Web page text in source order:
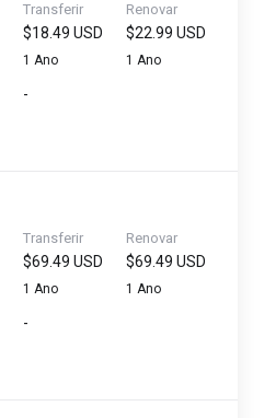
Transferir
$18.49 USD
1 Ano
Renovar
$22.99 USD
1 Ano
-
Transferir
$69.49 USD
1 Ano
Renovar
$69.49 USD
1 Ano
-